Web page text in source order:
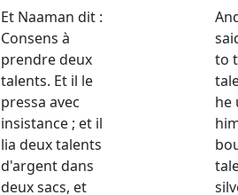
Et Naaman dit :
Consens à
prendre deux
talents. Et il le
pressa avec
insistance ; et il
lia deux talents
d'argent dans
deux sacs, et
to
he